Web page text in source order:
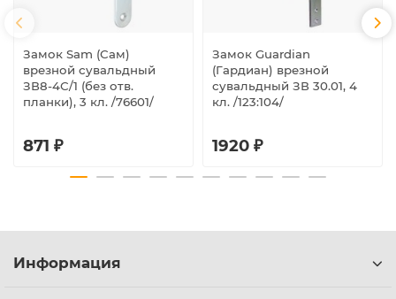
Замок Sam (Сам)
врезной сувальдный
ЗВ8-4С/1 (без отв.
планки), 3 кл. /76601/
871 ₽
Замок Guardian
(Гардиан) врезной
сувальдный ЗВ 30.01, 4
кл. /123:104/
1920 ₽
Информация